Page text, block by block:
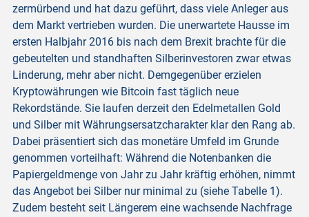
zermürbend und hat dazu geführt, dass viele Anleger aus
dem Markt vertrieben wurden. Die unerwartete Hausse im
ersten Halbjahr 2016 bis nach dem Brexit brachte für die
gebeutelten und standhaften Silberinvestoren zwar etwas
Linderung, mehr aber nicht. Demgegenüber erzielen
Kryptowährungen wie Bitcoin fast täglich neue
Rekordstände. Sie laufen derzeit den Edelmetallen Gold
und Silber mit Währungsersatzcharakter klar den Rang ab.
Dabei präsentiert sich das monetäre Umfeld im Grunde
genommen vorteilhaft: Während die Notenbanken die
Papiergeldmenge von Jahr zu Jahr kräftig erhöhen, nimmt
das Angebot bei Silber nur minimal zu (siehe Tabelle 1).
Zudem besteht seit Längerem eine wachsende Nachfrage